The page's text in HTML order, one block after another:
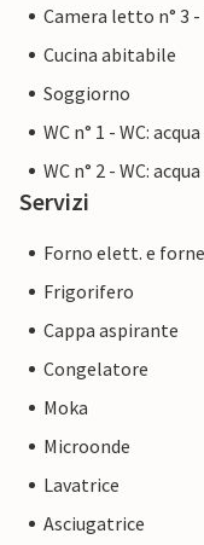
Camera letto n° 3
Cucina abitabile
Soggiorno
WC n° 1 - WC:
WC n° 2 - WC:
Servizi
Forno elett. e
Frigorifero
Cappa aspirante
Congelatore
Moka
Microonde
Lavatrice
Asciugatrice